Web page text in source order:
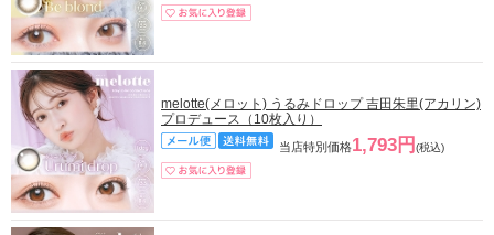
melotte(メロット) うるみドロップ 吉田朱里(アカリン)
プロデュース（10枚入り）
当店特別価格1,793円 (税込)